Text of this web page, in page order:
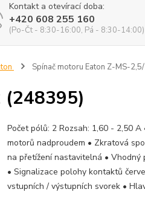
Kontakt a otevírací doba:
+420 608 255 160
(Po-Čt - 8:30-16:00, Pá - 8:30-14:00)
Spínač motoru Eaton Z-MS-
(248395)
Počet pólů: 2 Rozsah: 1,60 - 2,50
motorů nadproudem • Zkratová
na přetížení nastavitelná • Vhodný
• Signalizace polohy kontaktů
vstupních / výstupních svorek •